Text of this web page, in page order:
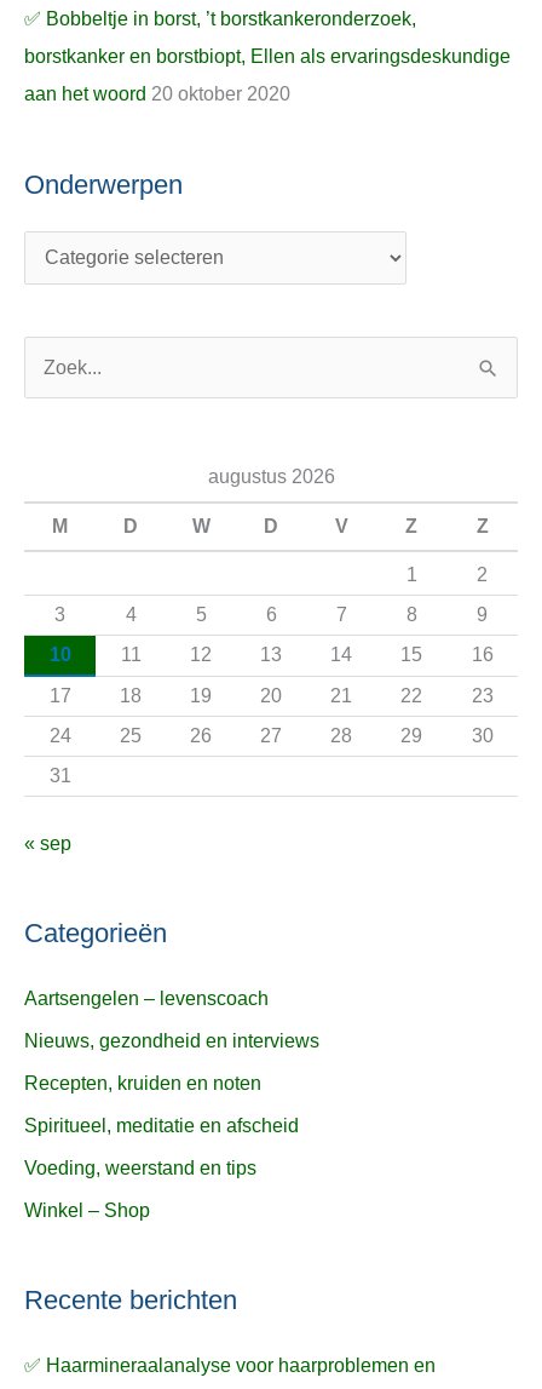
✅ Bobbeltje in borst, ’t borstkankeronderzoek,
borstkanker en borstbiopt, Ellen als ervaringsdeskundige
aan het woord 20 oktober 2020
Onderwerpen
a
r
:
augustus 2026
M D W D V Z Z
1
2
3
4 5 6 7 8
9
10
11 12 13 14 15
16
17
18 19 20 21 22
23
24
25 26 27 28 29
30
31
« sep
Categorieën
Aartsengelen – levenscoach
Nieuws, gezondheid en interviews
Recepten, kruiden en noten
Spiritueel, meditatie en afscheid
Voeding, weerstand en tips
Winkel – Shop
Recente berichten
✅ Haarmineraalanalyse voor haarproblemen en